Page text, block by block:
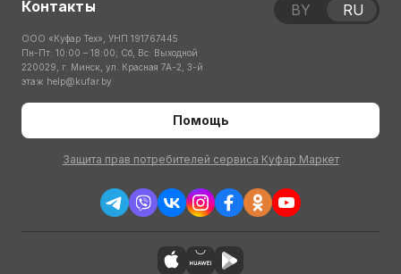
Контакты
ООО «Куфар Тех», УНП 191767445
Пн-Пт: 10:00 – 18:00; Сб, Вс: Выходной
220029, г. Минск, ул. Красная 7А-2, 3-й
этаж help@kufar.by
Помощь
Защита прав потребителей сервиса Куфар Маркет
BY RU